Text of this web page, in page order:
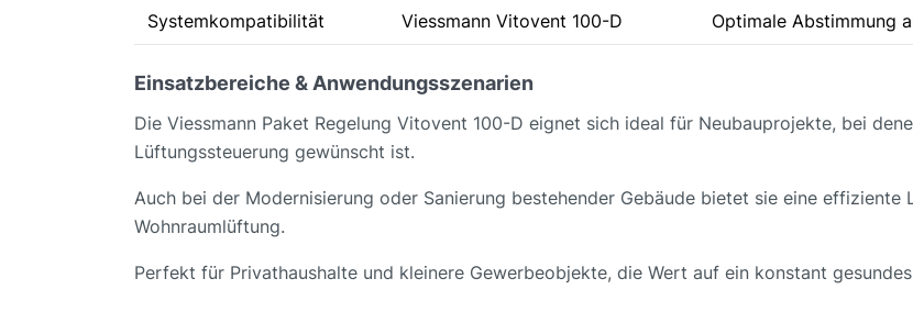
Systemkompatibilität Viessmann Vitovent 100-D Optimale Abstimmung
Einsatzbereiche & Anwendungsszenarien
Die Viessmann Paket Regelung Vitovent 100-D eignet sich ideal für Neubauprojekte, bei
Lüftungssteuerung gewünscht ist.
Auch bei der Modernisierung oder Sanierung bestehender Gebäude bietet sie eine
Wohnraumlüftung.
Perfekt für Privathaushalte und kleinere Gewerbeobjekte, die Wert auf ein konstant